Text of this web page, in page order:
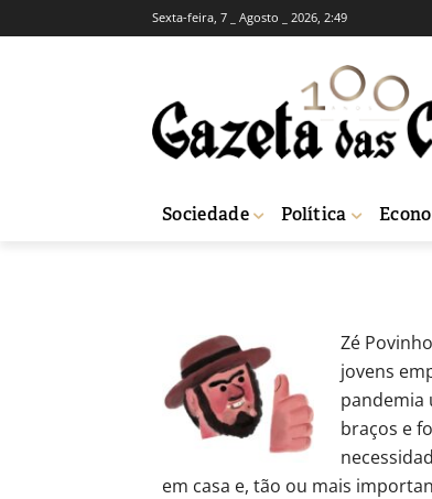
Sexta-feira, 7 _ Agosto _ 2026, 2:49
Sociedade Política
A SEMANA DO ZÉ POVINHO
A Semana
Redação 15 de Outubro, 2020
Zé
jovens
pandemia
braços e
em casa e, tão ou mais